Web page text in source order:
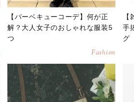
【バーベキューコーデ】何が正
解？大人女子のおしゃれな服装5
つ
Fashion
手
グ